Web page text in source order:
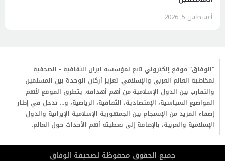
أغسطس 5, 2026
"الوفاق" موقع إلكتروني تابع لمؤسسة ايران الثقافية - الصحفية
لمخاطبة العالم العربي والإسلامي. تعزيز أركان الوحدة بين المسلمين
والتقارب بين الدول الإسلامية من أهم أهدافه. يتطرق الموقع لأهم
المواضيع السياسية، الإقتصادية، الثقافية، الرياضية، و... تدخل في إطار
إضفاء المزيد من الإنسجام بين الجمهورية الإسلامية الإيرانية والدول
الإسلامية والعربية، بالإضافة إلى تغطيته أهم الأحداث حول العالم.
جمیع الحقوق محفوظة لصحیفة الوفاق